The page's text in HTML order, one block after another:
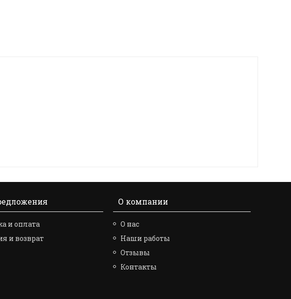
и оплата
и возврат
О компании
О нас
Наши работы
Отзывы
Контакты